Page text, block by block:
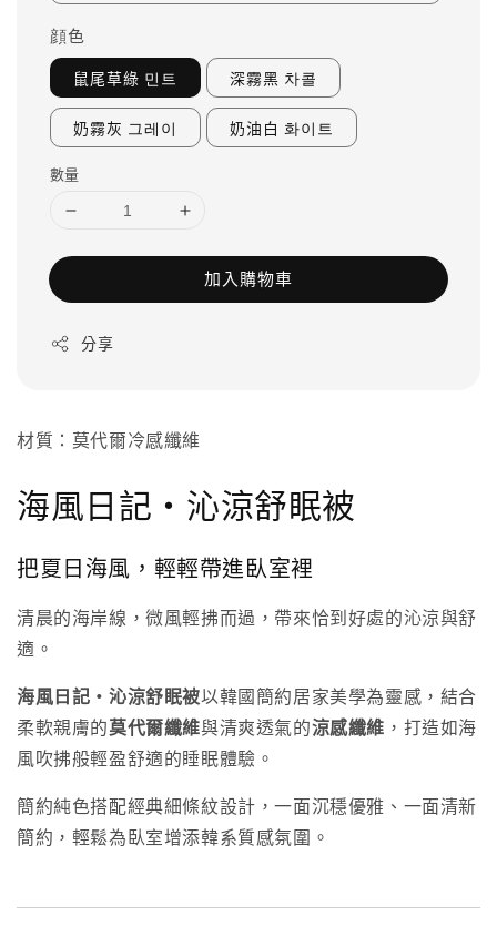
顔色
鼠尾草綠 민트 深霧黑 차콜
奶霧灰 그레이 奶油白 화이트
數量
加入購物車
分享
材質：莫代爾冷感纖維
海風日記・沁涼舒眠被
把夏日海風，輕輕帶進臥室裡
清晨的海岸線，微風輕拂而過，帶來恰到好處的沁涼與舒
適。
海風日記・沁涼舒眠被以韓國簡約居家美學為靈感，結合
柔軟親膚的莫代爾纖維與清爽透氣的涼感纖維 ，打造如海
風吹拂般輕盈舒適的睡眠體驗。
簡約純色搭配經典細條紋設計，一面沉穩優雅、一面清新
簡約，輕鬆為臥室增添韓系質感氛圍。